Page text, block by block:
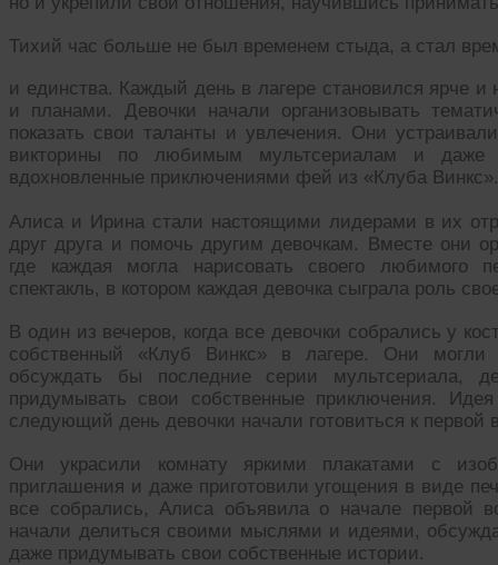
Тихий час больше не был временем стыда, а стал
и единства. Каждый день в лагере становился ярче
и планами. Девочки начали организовывать
показать свои таланты и увлечения. Они
викторины по любимым мультсериалам и даже
вдохновленные приключениями фей из «Клуба Винкс».
Алиса и Ирина стали настоящими лидерами в их
друг друга и помочь другим девочкам. Вместе они
где каждая могла нарисовать своего любимого
спектакль, в котором каждая девочка сыграла роль
В один из вечеров, когда все девочки собрались у
собственный «Клуб Винкс» в лагере. Они могли
обсуждать бы последние серии мультсериала,
придумывать свои собственные приключения.
следующий день девочки начали готовиться к первой
Они украсили комнату яркими плакатами с
приглашения и даже приготовили угощения в виде
все собрались, Алиса объявила о начале первой
начали делиться своими мыслями и идеями,
даже придумывать свои собственные истории.